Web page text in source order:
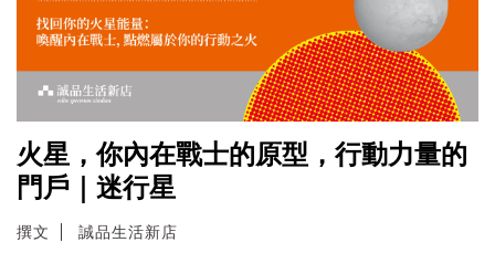
火星，你內在戰士的原型，行動力量的
門戶｜迷行星
撰文 誠品生活新店